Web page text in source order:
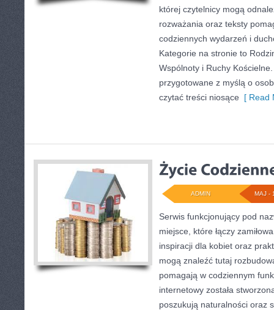
której czytelnicy mogą
rozważania oraz teksty
codziennych wydarzeń i
Kategorie na stronie to
Wspólnoty i Ruchy
przygotowane z myślą o
czytać treści niosące [ Read
MAJ -
ADMIN
Serwis funkcjonujący pod
miejsce, które łączy
inspiracji dla kobiet oraz
mogą znaleźć tutaj
pomagają w codziennym
internetowy została
poszukują naturalności oraz